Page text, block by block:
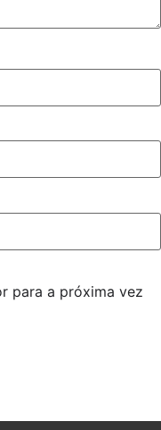
para a próxima vez